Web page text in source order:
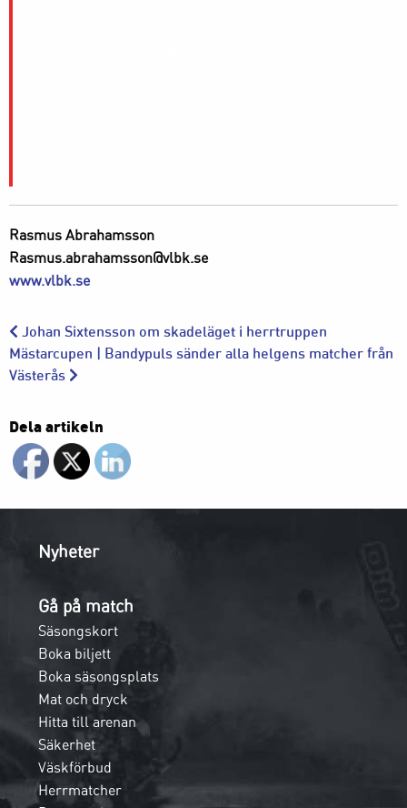
Rasmus Abrahamsson
Rasmus.abrahamsson@vlbk.se
www.vlbk.se
Johan Sixtensson om skadeläget i herrtruppen
Mästarcupen | Bandypuls sänder alla helgens matcher från
Västerås
Dela artikeln
Nyheter
Gå på match
Säsongskort
Boka biljett
Boka säsongsplats
Mat och dryck
Hitta till arenan
Säkerhet
Väskförbud
Herrmatcher